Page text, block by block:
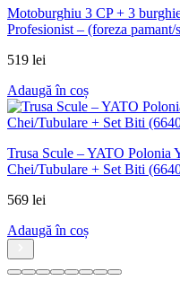
Motoburghiu 3 CP + 3
Profesionist – (foreza
519 lei
Adaugă în coș
Trusa Scule – YATO
Chei/Tubulare + Set Biti
569 lei
Adaugă în coș